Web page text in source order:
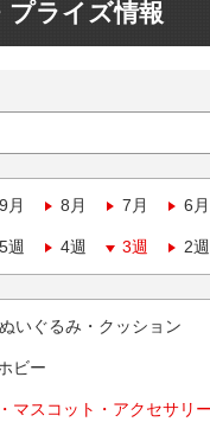
プライズ情報
9月 8月 7月 6月
5週 4週 3週 2週
ぬいぐるみ・クッション
ビー
マスコット・アクセサリー